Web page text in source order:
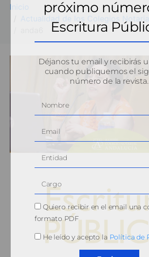
Inicio
Actualidad de los Colegios
próximo
Escritura
Déjanos tu email y recibirás
cuando publiquemos el
número de la revista.
Quiero recibir en el email una
formato PDF
He leído y acepto la Política de